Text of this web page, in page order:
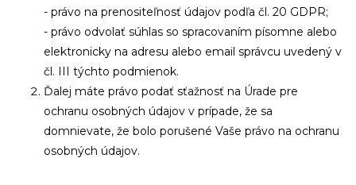
- právo na prenositeľnosť údajov podľa čl. 20 GDPR;
- právo odvolať súhlas so spracovaním písomne alebo
elektronicky na adresu alebo email správcu uvedený v
čl. III týchto podmienok.
Ďalej máte právo podať sťažnosť na Úrade pre
ochranu osobných údajov v prípade, že sa
domnievate, že bolo porušené Vaše právo na ochranu
osobných údajov.